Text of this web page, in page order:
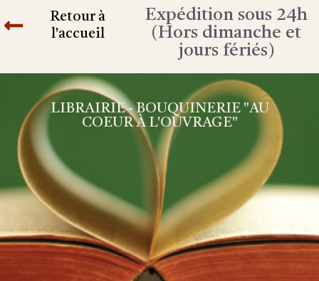
Retour à
l'accueil
Expédition sous 24h
(Hors dimanche et
jours fériés)
LIBRAIRIE - BOUQUINERIE "AU
COEUR À L'OUVRAGE"